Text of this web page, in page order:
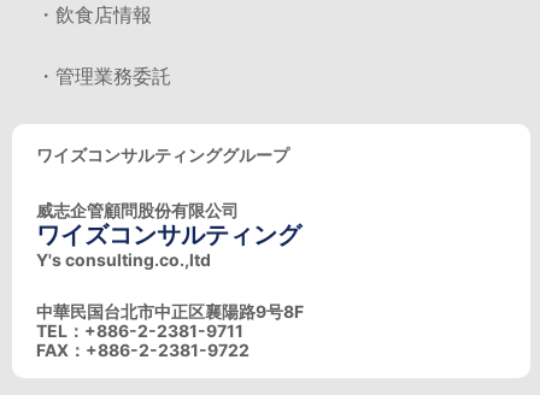
・飲食店情報
・管理業務委託
ワイズコンサルティンググループ
威志企管顧問股份有限公司
ワイズコンサルティング
Y's consulting.co.,ltd
中華民国台北市中正区襄陽路9号8F
TEL：+886-2-2381-9711
FAX：+886-2-2381-9722